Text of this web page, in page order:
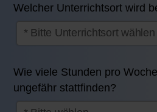
Welcher Unterrichtsort wird
Wie viele Stunden pro
ungefähr stattfinden?